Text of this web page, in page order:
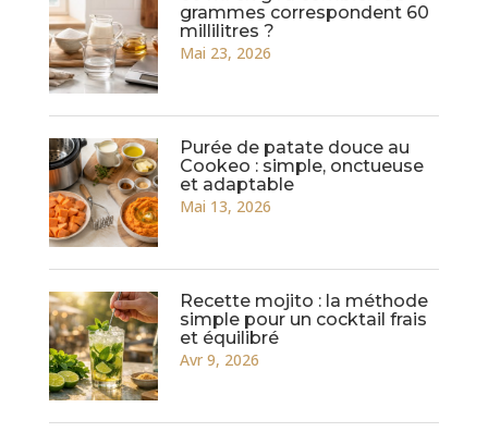
grammes correspondent 60
millilitres ?
Mai 23, 2026
Purée de patate douce au
Cookeo : simple, onctueuse
et adaptable
Mai 13, 2026
Recette mojito : la méthode
simple pour un cocktail frais
et équilibré
Avr 9, 2026